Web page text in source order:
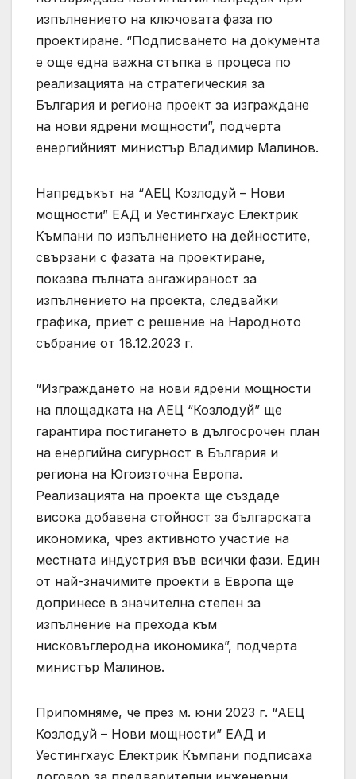
изпълнението на ключовата фаза по
проектиране. “Подписването на документа
е още една важна стъпка в процеса по
реализацията на стратегическия за
България и региона проект за изграждане
на нови ядрени мощности”, подчерта
енергийният министър Владимир Малинов.
Напредъкът на “АЕЦ Козлодуй – Нови
мощности” ЕАД и Уестингхаус Електрик
Къмпани по изпълнението на дейностите,
свързани с фазата на проектиране,
показва пълната ангажираност за
изпълнението на проекта, следвайки
графика, приет с решение на Народното
събрание от 18.12.2023 г.
“Изграждането на нови ядрени мощности
на площадката на АЕЦ “Козлодуй” ще
гарантира постигането в дългосрочен план
на енергийна сигурност в България и
региона на Югоизточна Европа.
Реализацията на проекта ще създаде
висока добавена стойност за българската
икономика, чрез активното участие на
местната индустрия във всички фази. Един
от най-значимите проекти в Европа ще
допринесе в значителна степен за
изпълнение на прехода към
нисковъглеродна икономика”, подчерта
министър Малинов.
Припомняме, че през м. юни 2023 г. “АЕЦ
Козлодуй – Нови мощности” ЕАД и
Уестингхаус Електрик Къмпани подписаха